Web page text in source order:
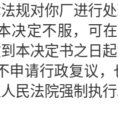
规对你厂进行
决定不服，可
本决定书之日
申请行政复议
民法院强制执